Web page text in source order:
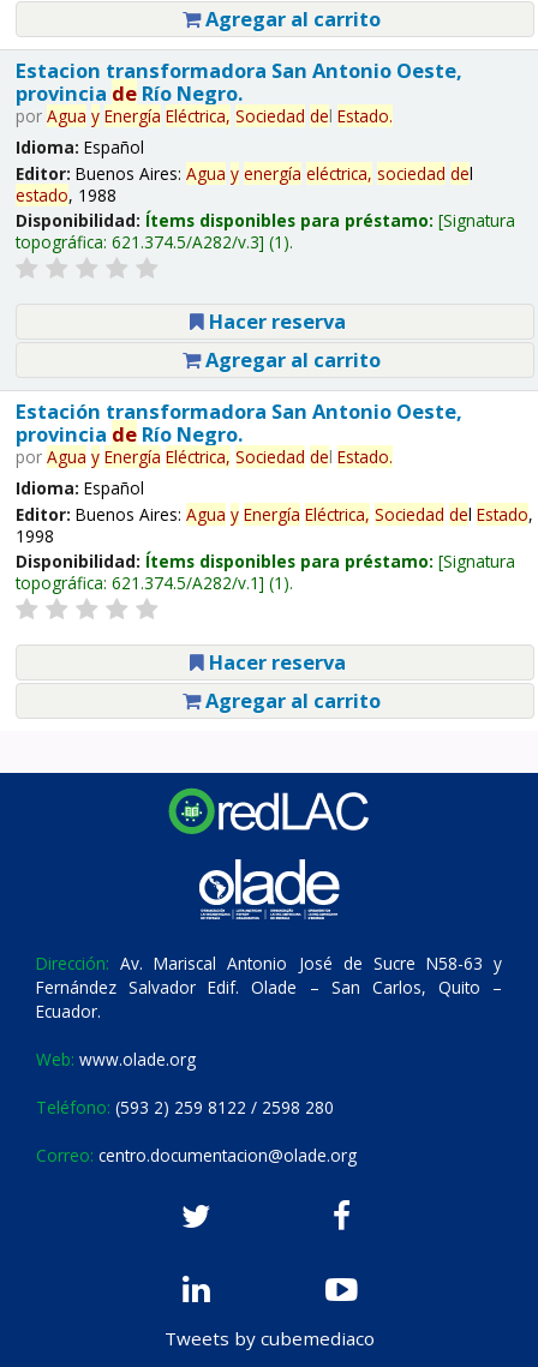
Agregar al carrito
Estacion transformadora San Antonio Oeste,
provincia deRío Negro.
por Agua y Energía Eléctrica, Sociedad del Estado.
Idioma: Español
Editor: Buenos Aires: Agua y energía eléctrica, sociedad del
estado, 1988
Disponibilidad: Ítems disponibles para préstamo: Signatura
topográfica: 621.374.5/A282/v.3 (1).
Hacer reserva
Agregar al carrito
Estación transformadora San Antonio Oeste,
provincia deRío Negro.
por Agua y Energía Eléctrica, Sociedad del Estado.
Idioma: Español
Editor: Buenos Aires: Agua y Energía Eléctrica, Sociedad del Estado,
1998
Disponibilidad: Ítems disponibles para préstamo: Signatura
topográfica: 621.374.5/A282/v.1 (1).
Hacer reserva
Agregar al carrito
Dirección: Av. Mariscal Antonio José de Sucre N58-63 y
Fernández Salvador Edif. Olade – San Carlos, Quito –
Ecuador.
Web: www.olade.org
Teléfono: (593 2) 259 8122 / 2598 280
Correo: centro.documentacion@olade.org
Tweets by cubemediaco